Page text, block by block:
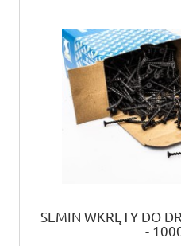
SEMIN WKRĘTY DO
-